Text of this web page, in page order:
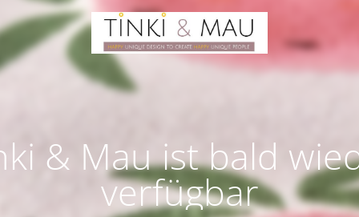
& Mau ist bald
verfügbar